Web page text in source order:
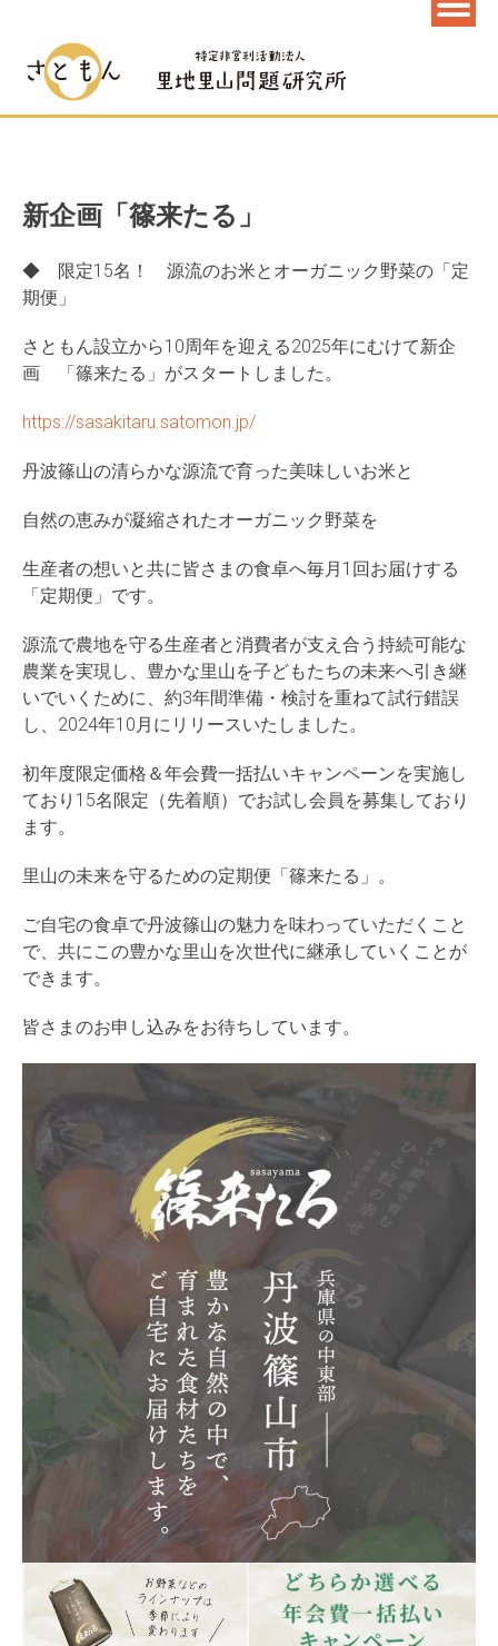
新企画「篠来たる」
◆ 限定15名！ 源流のお米とオーガニック野菜の「定
期便」
さともん設立から10周年を迎える2025年にむけて新企
画 「篠来たる」がスタートしました。
https://sasakitaru.satomon.jp/
丹波篠山の清らかな源流で育った美味しいお米と
自然の恵みが凝縮されたオーガニック野菜を
生産者の想いと共に皆さまの食卓へ毎月1回お届けする
「定期便」です。
源流で農地を守る生産者と消費者が支え合う持続可能な
農業を実現し、豊かな里山を子どもたちの未来へ引き継
いでいくために、約3年間準備・検討を重ねて試行錯誤
し、2024年10月にリリースいたしました。
初年度限定価格＆年会費一括払いキャンペーンを実施し
ており15名限定（先着順）でお試し会員を募集しており
ます。
里山の未来を守るための定期便「篠来たる」。
ご自宅の食卓で丹波篠山の魅力を味わっていただくこと
で、共にこの豊かな里山を次世代に継承していくことが
できます。
皆さまのお申し込みをお待ちしています。